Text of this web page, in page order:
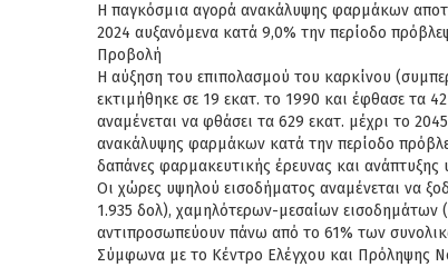
Η παγκόσμια αγορά ανακάλυψης φαρμάκων
2024 αυξανόμενα κατά 9,0% την περίοδο
Προβολή
Η αύξηση του επιπολασμού του καρκίνου
εκτιμήθηκε σε 19 εκατ. το 1990 και έφθασε τα
αναμένεται να φθάσει τα 629 εκατ. μέχρι το
ανακάλυψης φαρμάκων κατά την περίοδο
δαπάνες φαρμακευτικής έρευνας και
Οι χώρες υψηλού εισοδήματος αναμένεται να
1.935 δολ), χαμηλότερων-μεσαίων εισοδημάτων
αντιπροσωπεύουν πάνω από το 61% των
Σύμφωνα με το Κέντρο Ελέγχου και Πρόληψης